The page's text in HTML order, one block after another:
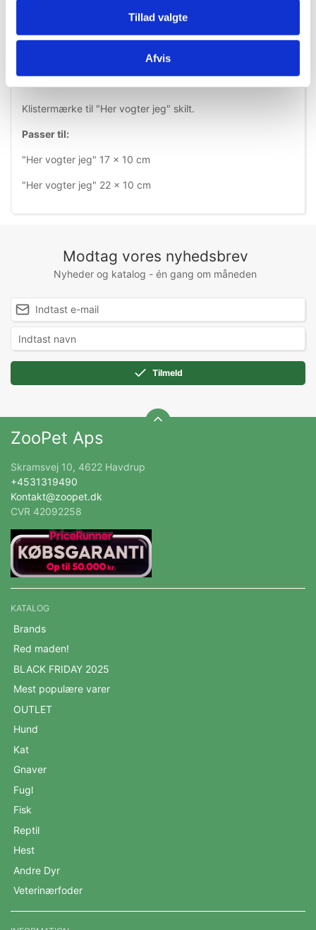
Tillad valgte
Afvis
Klistermærke til "Her vogter jeg" skilt.
Passer til:
"Her vogter jeg" 17 x 10 cm
"Her vogter jeg" 22 x 10 cm
Modtag vores nyhedsbrev
Nyheder og katalog - én gang om måneden
Tilmeld
ZooPet Aps
Skramsvej 10, 4622 Havdrup
+4531319490
Kontakt@zoopet.dk
CVR 42092258
KATALOG
Brands
Red maden!
BLACK FRIDAY 2025
Mest populære varer
OUTLET
Hund
Kat
Gnaver
Fugl
Fisk
Reptil
Hest
Andre Dyr
Veterinærfoder